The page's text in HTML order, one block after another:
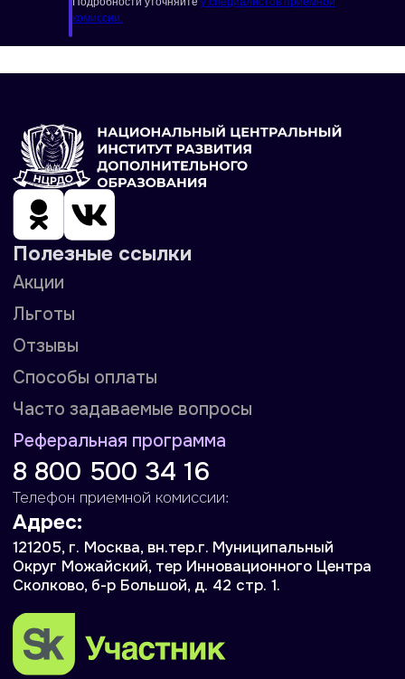
комиссии.